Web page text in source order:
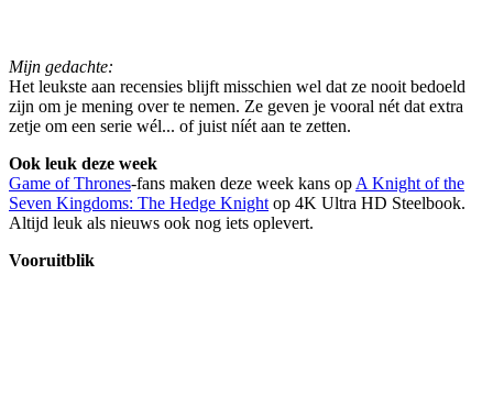
Mijn gedachte:
Het leukste aan recensies blijft misschien wel dat ze nooit bedoeld
zijn om je mening over te nemen. Ze geven je vooral nét dat extra
zetje om een serie wél... of juist níét aan te zetten.
Ook leuk deze week
Game of Thrones-fans maken deze week kans op A Knight of the
Seven Kingdoms: The Hedge Knight op 4K Ultra HD Steelbook.
Altijd leuk als nieuws ook nog iets oplevert.
Vooruitblik